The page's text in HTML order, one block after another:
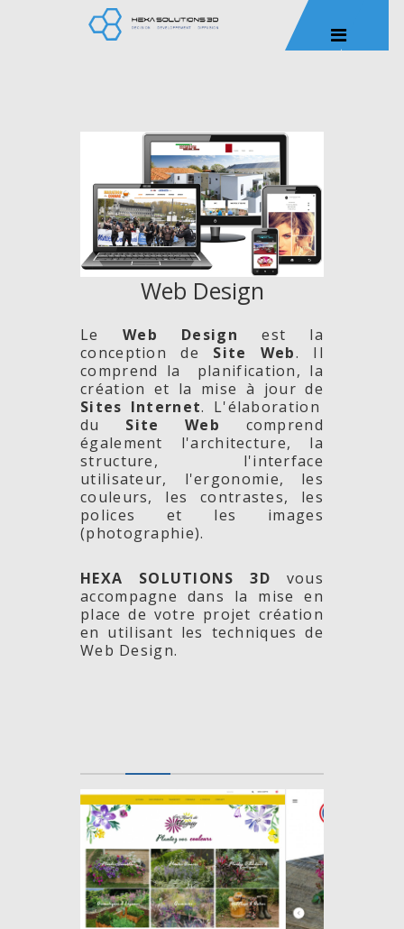
Web Design
Le Web Design est la
conception de Site Web. Il
comprend la planification, la
création et la mise à jour de
Sites Internet. L'élaboration
du Site Web comprend
également l'architecture, la
structure, l'interface
utilisateur, l'ergonomie, les
couleurs, les contrastes, les
polices et les images
(photographie).
HEXA SOLUTIONS 3D vous
accompagne dans la mise en
place de votre projet création
en utilisant les techniques de
Web Design.